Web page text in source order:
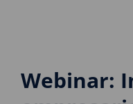
Webinar: